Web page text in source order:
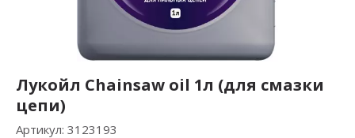
Лукойл Сhainsaw oil 1л (для смазки
цепи)
Артикул: 3123193